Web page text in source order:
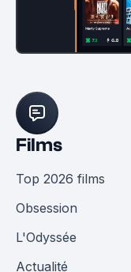
Films
Top 2026 films
Obsession
L'Odyssée
Actualité